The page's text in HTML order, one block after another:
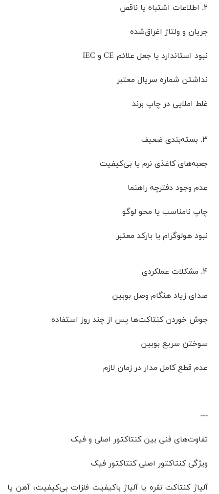
۲. اطلاعات اشتباه یا ناقص
جریان و ولتاژ اغراق‌شده
نبود استاندارد یا جعل علائم CE و IEC
نداشتن شماره سریال معتبر
غلط‌ املایی در چاپ برند
۳. بسته‌بندی ضعیف
جعبه‌های کاغذی نرم یا بی‌کیفیت
عدم وجود دفترچه راهنما
چاپ نامناسب یا محو لوگو
نبود هولوگرام یا بارکد معتبر
۴. مشکلات عملکردی
صدای زیاد هنگام وصل بوبین
جوش خوردن کنتاکت‌ها پس از چند روز استفاده
سوختن سریع بوبین
عدم قطع کامل مدار در زمان لازم
---
تفاوت‌های فنی بین کنتاکتور اصلی و فیک
ویژگی کنتاکتور اصلی کنتاکتور فیک
آلیاژ کنتاکت نقره یا آلیاژ باکیفیت فلزات بی‌کیفیت، آهن یا